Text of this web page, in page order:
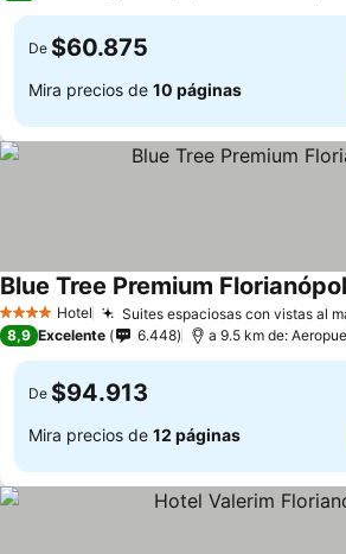
De $60.875
Mira precios de 10 páginas
4 EstrellasHotel Suites espaciosas con vistas al
Blue Tree Premium
8,9 Excelente 6.448 a 9.5 km de:
De $94.913
Mira precios de 12 páginas